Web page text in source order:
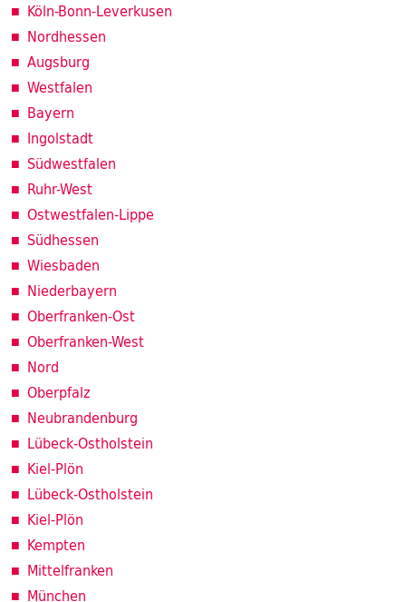
Köln-Bonn-Leverkusen
Nordhessen
Augsburg
Westfalen
Bayern
Ingolstadt
Südwestfalen
Ruhr-West
Ostwestfalen-Lippe
Südhessen
Wiesbaden
Niederbayern
Oberfranken-Ost
Oberfranken-West
Nord
Oberpfalz
Neubrandenburg
Lübeck-Ostholstein
Kiel-Plön
Lübeck-Ostholstein
Kiel-Plön
Kempten
Mittelfranken
München